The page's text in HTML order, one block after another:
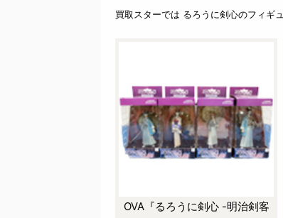
買取スターでは るろうに剣心のフィギ
OVA『るろうに剣心 -明治剣客